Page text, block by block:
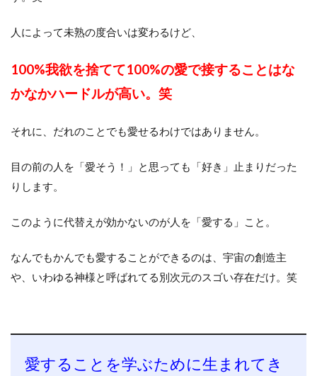
人によって未熟の度合いは変わるけど、
100%我欲を捨てて100%の愛で接することはな
かなかハードルが高い。笑
それに、だれのことでも愛せるわけではありません。
目の前の人を「愛そう！」と思っても「好き」止まりだった
りします。
このように代替えが効かないのが人を「愛する」こと。
なんでもかんでも愛することができるのは、宇宙の創造主
や、いわゆる神様と呼ばれてる別次元のスゴい存在だけ。笑
愛することを学ぶために生まれてき